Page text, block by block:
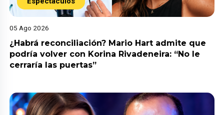
05 Ago 2026
¿Habrá reconciliación? Mario Hart admite que
podría volver con Korina Rivadeneira: “No le
cerraría las puertas”